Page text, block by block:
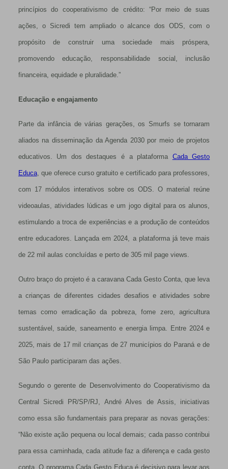
princípios do cooperativismo de crédito: “Por meio de suas
ações, o Sicredi tem ampliado o alcance dos ODS, com o
propósito de construir uma sociedade mais próspera,
promovendo educação, responsabilidade social, inclusão
financeira, equidade e pluralidade.”
Educação e engajamento
Parte da infância de várias gerações, os Smurfs se tornaram
aliados na disseminação da Agenda 2030 por meio de projetos
educativos. Um dos destaques é a plataforma Cada Gesto
Educa, que oferece curso gratuito e certificado para professores,
com 17 módulos interativos sobre os ODS. O material reúne
videoaulas, atividades lúdicas e um jogo digital para os alunos,
estimulando a troca de experiências e a produção de conteúdos
entre educadores. Lançada em 2024, a plataforma já teve mais
de 22 mil aulas concluídas e perto de 305 mil page views.
Outro braço do projeto é a caravana Cada Gesto Conta, que leva
a crianças de diferentes cidades desafios e atividades sobre
temas como erradicação da pobreza, fome zero, agricultura
sustentável, saúde, saneamento e energia limpa. Entre 2024 e
2025, mais de 17 mil crianças de 27 municípios do Paraná e de
São Paulo participaram das ações.
Segundo o gerente de Desenvolvimento do Cooperativismo da
Central Sicredi PR/SP/RJ, André Alves de Assis, iniciativas
como essa são fundamentais para preparar as novas gerações:
“Não existe ação pequena ou local demais; cada passo contribui
para essa caminhada, cada atitude faz a diferença e cada gesto
conta. O programa Cada Gesto Educa é decisivo para levar aos